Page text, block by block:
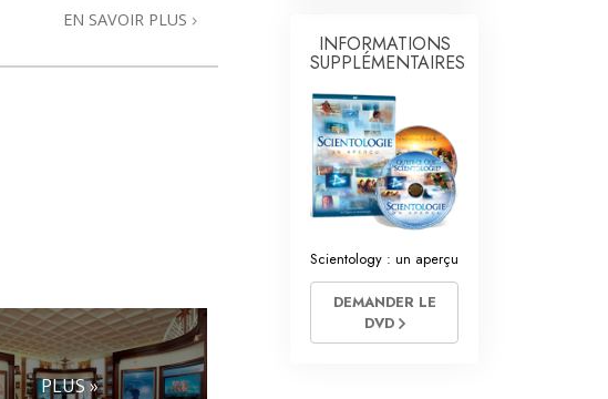
EN SAVOIR PLUS
PLUS »
INFORMATIONS
SUPPLÉMENTAIRES
Scientology : un aperçu
DEMANDER LE
DVD